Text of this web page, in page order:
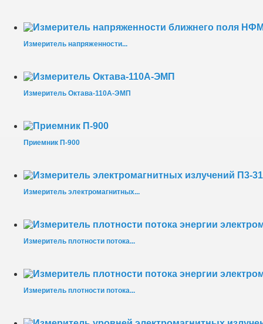
Измеритель напряженности...
Измеритель Октава-110А-ЭМП
Приемник П-900
Измеритель электромагнитных...
Измеритель плотности потока...
Измеритель плотности потока...